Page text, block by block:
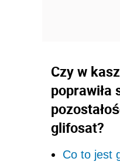
Czy w
glifosat?
Co to jest